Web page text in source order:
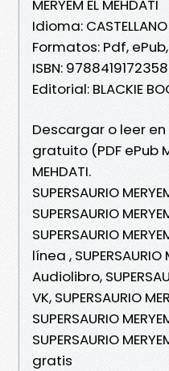
MERYEM EL MEHDATI
Idioma: CASTELLANO
Formatos: Pdf, ePub,
ISBN: 9788419172358
Editorial: BLACKIE
Descargar o leer en
gratuito (PDF ePub
MEHDATI.
SUPERSAURIO
SUPERSAURIO
SUPERSAURIO
línea , SUPERSAURIO
Audiolibro,
VK, SUPERSAURIO
SUPERSAURIO
SUPERSAURIO
gratis